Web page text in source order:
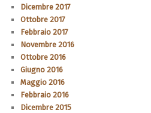
Dicembre 2017
Ottobre 2017
Febbraio 2017
Novembre 2016
Ottobre 2016
Giugno 2016
Maggio 2016
Febbraio 2016
Dicembre 2015